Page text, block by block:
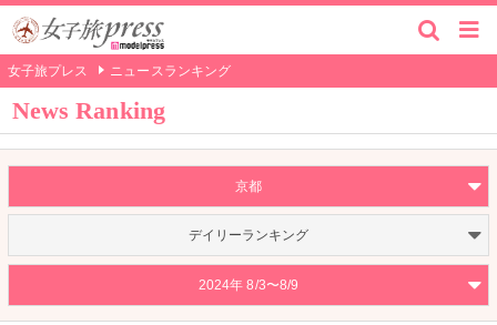
女子旅プレス ニュースランキング
News Ranking
京都
デイリーランキング
2024年 8/3〜8/9